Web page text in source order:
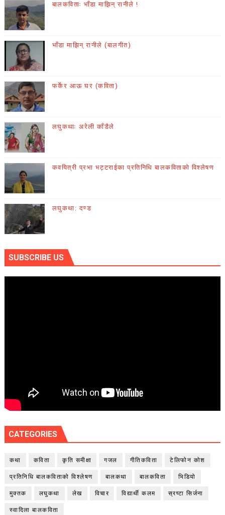
बालकविताः भाँडा माझिन् रानीले !
भाँडा माझिन् रानीले (बालगीत)
फर्केर आऊ घर (कविता)
लघुकथाः अरेली काँडैले
कवयित्री प्रभा भट्टराईका प्रतिनिधि बालकविताको विश्लेषण
लघुकथा: दण्ड
SUBSCRIBE US
CATEGORIES
कथा कविता कृति समीक्षा गजल गीतिकविता टेलिफोन कोश
प्रतिनिधि बालकविताको विश्लेषण बालकथा बालकविता भिडियो
मुक्तक लघुकथा लेख विचार विद्यार्थी कलम स्रष्टा सिर्जना
स्वादिला बालकविता